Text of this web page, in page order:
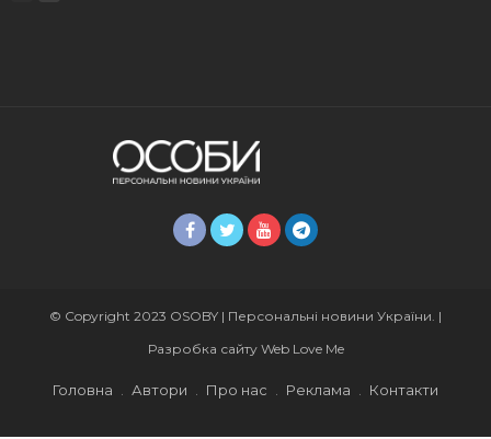
© Copyright 2023 OSOBY | Персональні новини України. |
Разробка сайтуWeb Love Me
Головна Автори Про нас Реклама Контакти